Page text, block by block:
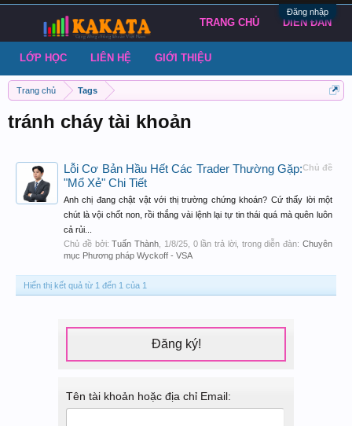
Đăng nhập
Trang chủ Tags
tránh cháy tài khoản
Chủ đề
Lỗi Cơ Bản Hầu Hết Các Trader Thường Gặp:
"Mổ Xẻ" Chi Tiết
Anh chị đang chật vật với thị trường chứng khoán? Cứ thấy lời một
chút là vội chốt non, rồi thắng vài lệnh lại tự tin thái quá mà quên luôn
cả rủi...
Chủ đề bởi:Tuấn Thành 1/8/25, 0 lần trả lời, trong diễn đàn:Chuyên
mục Phương pháp Wyckoff - VSA
Hiển thị kết quả từ 1 đến 1 của 1
Đăng ký!
Tên tài khoản hoặc địa chỉ Email:
TRANG CHỦ DIỄN ĐÀN
LỚP HỌC LIÊN HỆ GIỚI THIỆU